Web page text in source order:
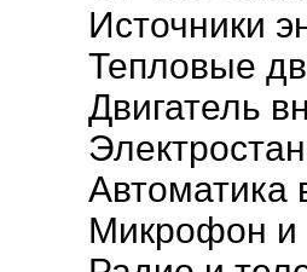
Источники
Тепловые
Двигатель
Автоматика
Микрофон и